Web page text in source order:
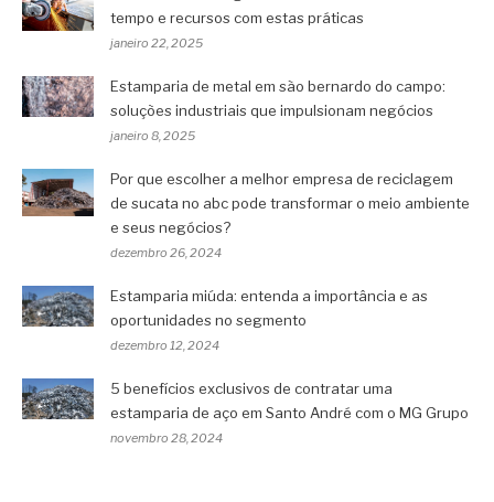
tempo e recursos com estas práticas
janeiro 22, 2025
Estamparia de metal em são bernardo do campo:
soluções industriais que impulsionam negócios
janeiro 8, 2025
Por que escolher a melhor empresa de reciclagem
de sucata no abc pode transformar o meio ambiente
e seus negócios?
dezembro 26, 2024
Estamparia miúda: entenda a importância e as
oportunidades no segmento
dezembro 12, 2024
5 benefícios exclusivos de contratar uma
estamparia de aço em Santo André com o MG Grupo
novembro 28, 2024